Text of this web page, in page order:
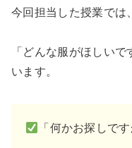
今回担当した授業では
「どんな服がほしい
います。
「何かお探しです